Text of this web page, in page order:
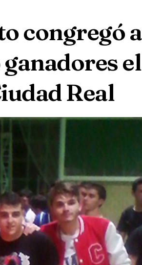
congregó a
el
Real